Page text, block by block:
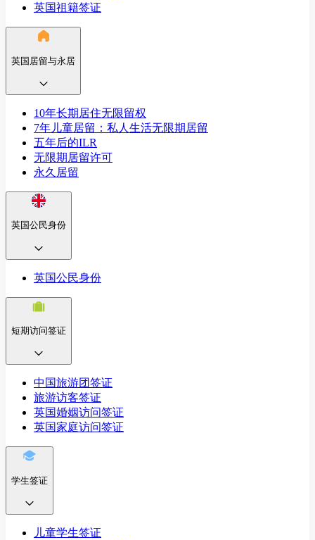
英国祖籍签证
英国居留与永居
10年长期居住无限留权
7年儿童居留：私人生活无限期居留
五年后的ILR
无限期居留许可
永久居留
英国公民身份
英国公民身份
短期访问签证
中国旅游团签证
旅游访客签证
英国婚姻访问签证
英国家庭访问签证
学生签证
儿童学生签证